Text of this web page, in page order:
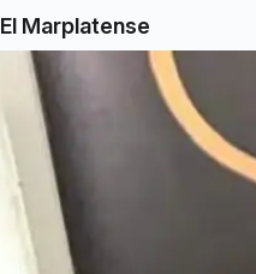
El Marplatense